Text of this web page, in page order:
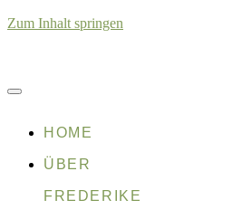
Zum Inhalt springen
HOME
ÜBER
FREDERIKE